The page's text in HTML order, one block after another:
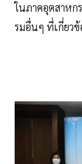
ในภาคอุตสาหก
รมอื่นๆ ที่เกี่ยว